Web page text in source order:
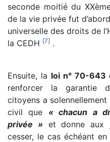
seconde moitié du
de la vie privée fut
universelle des droits de
la CEDH [7] .
Ensuite, la loi n° 70-643
renforcer la garantie
citoyens a
civil que « chacun a
privée » et donne aux
cesser, le cas échéant